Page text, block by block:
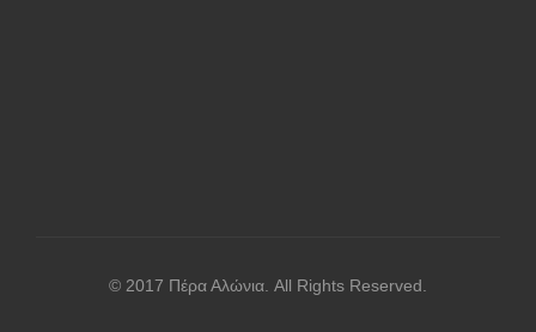
© 2017 Πέρα Αλώνια. All Rights Reserved.